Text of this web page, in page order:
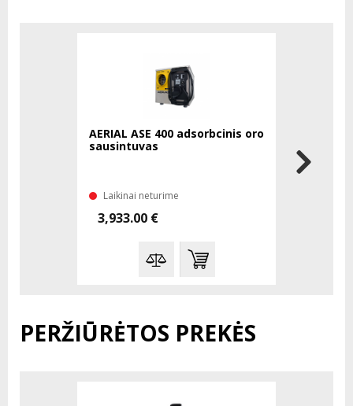
AERIAL ASE 400 adsorbcinis oro
sausintuvas
Laikinai neturime
3,933.00 €
PERŽIŪRĖTOS PREKĖS